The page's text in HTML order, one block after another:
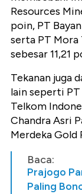
Resources
poin, PT
serta PT Mora
sebesar 11,21
Tekanan juga
lain seperti
Telkom
Chandra Asri
Merdeka Gold
Baca:
Prajogo
Paling